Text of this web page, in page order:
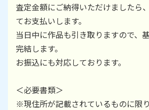
査定金額にご納得いただけましたら
てお支払いします。
当日中に作品も引き取りますので、
完結します。
お振込にも対応しております。
＜必要書類＞
※現住所が記載されているものに限り